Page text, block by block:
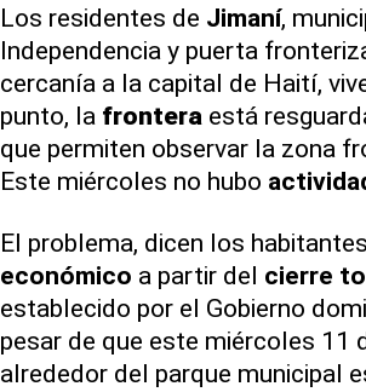
Los residentes de Jimaní,
Independencia y puerta
cercanía a la capital de Haití,
punto, la frontera está
que permiten observar la zona
Este miércoles no hubo
El problema, dicen los
económico a partir del cierre
establecido por el Gobierno
pesar de que este miércoles 11
alrededor del parque municipal